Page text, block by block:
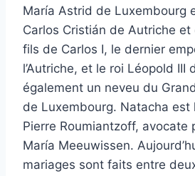
María Astrid de Luxembourg
Carlos Cristián de Autriche
fils de Carlos I, le dernier
l’Autriche, et le roi Léopold III
également un neveu du
de Luxembourg. Natacha est
Pierre Roumiantzoff, avocate
María Meeuwissen.
mariages sont faits entre